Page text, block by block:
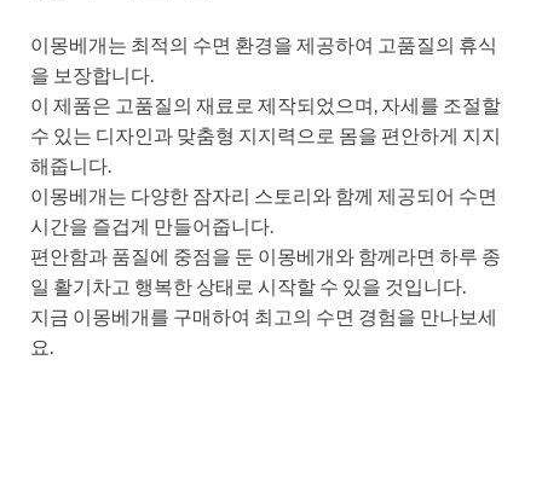
이몽베개는 최적의 수면 환경을 제공하여 고품질의 휴식
을 보장합니다.
이 제품은 고품질의 재료로 제작되었으며, 자세를 조절할
수 있는 디자인과 맞춤형 지지력으로 몸을 편안하게 지지
해줍니다.
이몽베개는 다양한 잠자리 스토리와 함께 제공되어 수면
시간을 즐겁게 만들어줍니다.
편안함과 품질에 중점을 둔 이몽베개와 함께라면 하루 종
일 활기차고 행복한 상태로 시작할 수 있을 것입니다.
지금 이몽베개를 구매하여 최고의 수면 경험을 만나보세
요.